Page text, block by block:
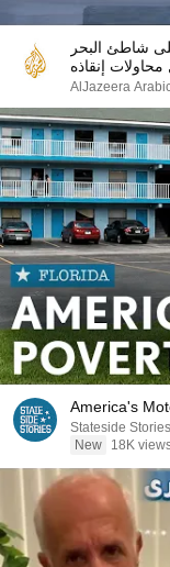
شاطئ البحر
إنقاذه
America's
Stateside
New
18K